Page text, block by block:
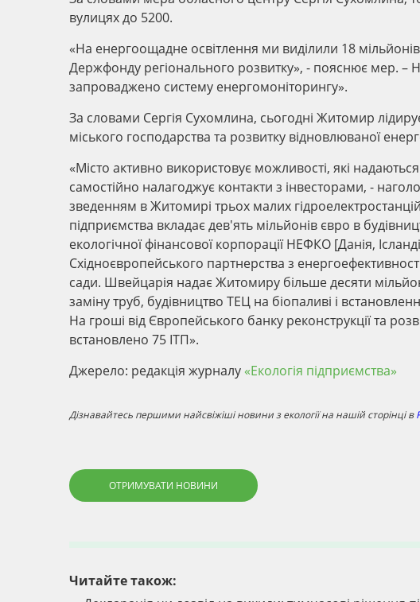
вулицях до 5200.
«На енергоощадне освітлення ми виділили 18
Держфонду регіонального розвитку», - пояснює мер. –
запроваджено систему енергомоніторингу».
За словами Сергія Сухомлина, сьогодні Житомир
міського господарства та розвитку відновлюваної
«Місто активно використовує можливості, які
самостійно налагоджує контакти з інвесторами, -
зведенням в Житомирі трьох малих
підприємства вкладає дев'ять мільйонів євро в
екологічної фінансової корпорації НЕФКО [Данія,
Східноєвропейського партнерства з
сади. Швейцарія надає Житомиру більше десяти
заміну труб, будівництво ТЕЦ на біопаливі і
На гроші від Європейського банку реконструкції та
встановлено 75 ІТП».
Джерело: редакцiя журналу «Екологія підприємства»
Дізнавайтесь першими найсвіжіші новини з екології на нашій сторінці в
ОТРИМУВАТИ НОВИНИ
Читайте також: